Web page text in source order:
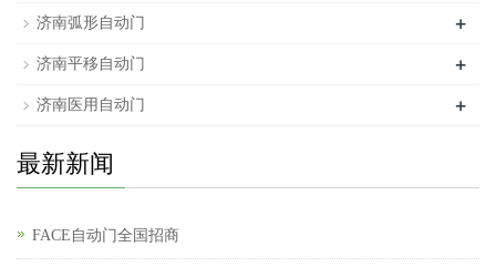
济南弧形自动门 +
济南平移自动门 +
济南医用自动门 +
最新新闻
FACE自动门全国招商